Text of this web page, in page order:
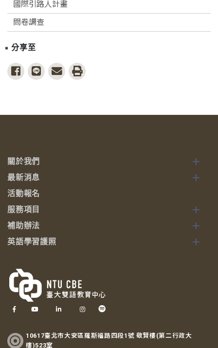
國際引路人計畫
問卷調查
分享至
share to facebook
share to line
share to email
print
10617臺北市大安區羅斯福路四段1號 敬賢樓(第二行政大
樓)523室
關於我們
最新消息
活動報名
服務項目
補助辦法
英語學習護照